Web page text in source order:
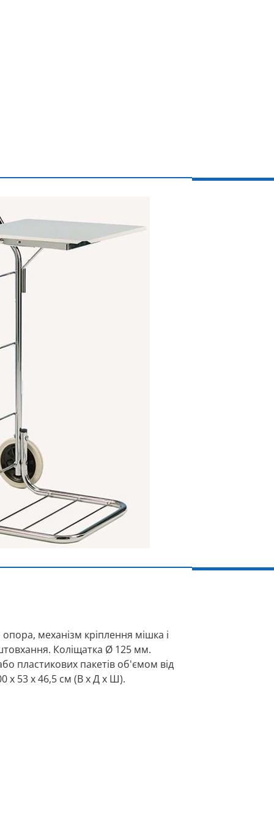
механізм кріплення мішка і
Коліщатка Ø 125 мм.
пластикових пакетів об'ємом від
x 53 x 46,5 см (В x Д x Ш).